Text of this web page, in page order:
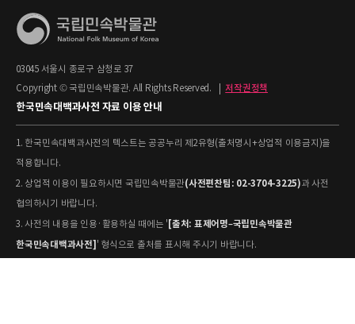
03045 서울시 종로구 삼청로 37
Copyright © 국립민속박물관. All Rights Reserved.
저작권정책
한국민속대백과사전 자료 이용 안내
1. 한국민속대백과사전의 텍스트는 공공누리 제2유형(출처명시+상업적 이용금지)을
적용합니다.
2. 상업적 이용이 필요하시면 국립민속박물관(사전편찬팀: 02-3704-3225)과 사전
협의하시기 바랍니다.
3. 사전의 내용을 인용·활용하실 때에는 ' [출처: 표제어명–국립민속박물관
한국민속대백과사전] ' 형식으로 출처를 표시해 주시기 바랍니다.